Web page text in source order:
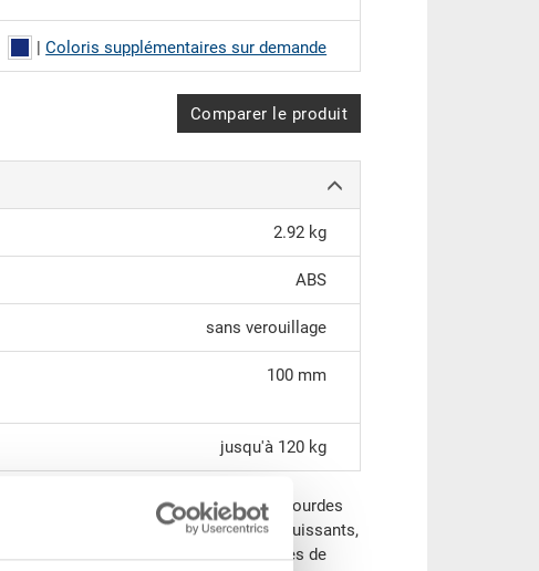
|Coloris supplémentaires sur demande
Comparer le produit
2.92 kg
ABS
sans verouillage
100 mm
jusqu'à 120 kg
le soutien parfait pour transporter de lourdes
dos. Grâce aux galets maniables et puissants,
permet de transporter des charges de